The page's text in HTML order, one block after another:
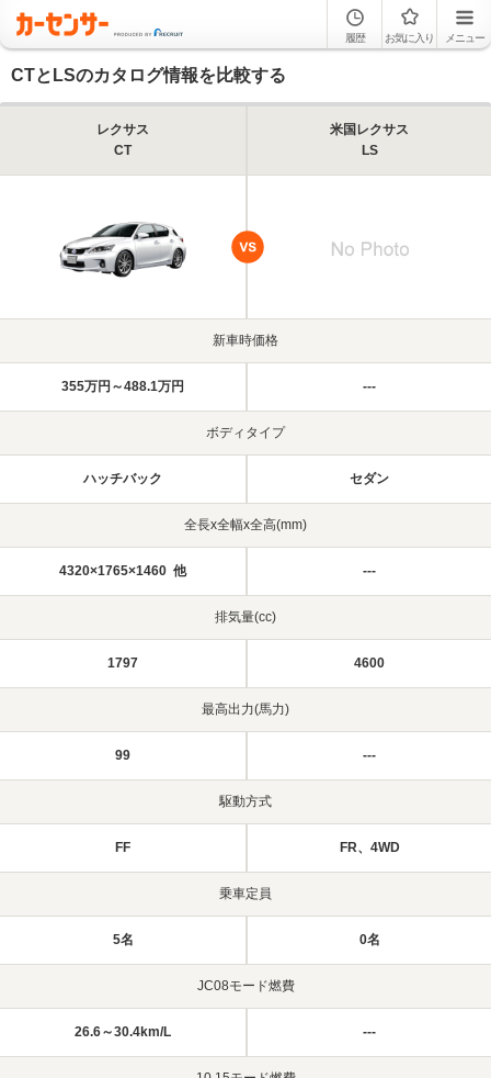
履歴 お気に入り メニュー
CTとLSのカタログ情報を比較する
レクサス
CT
米国レクサス
LS
新車時価格
355万円～488.1万円 ---
ボディタイプ
ハッチバック セダン
全長x全幅x全高(mm)
4320×1765×1460 他 ---
排気量(cc)
1797 4600
最高出力(馬力)
99 ---
駆動方式
FF FR、4WD
乗車定員
5名 0名
JC08モード燃費
26.6～30.4km/L ---